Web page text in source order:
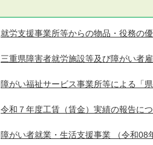
就労支援事業所等からの物品・役務の
三重県障害者就労施設等及び障がい者
障がい福祉サービス事業所等による「
令和７年度工賃（賃金）実績の報告に
障がい者就業・生活支援事業 （令和08